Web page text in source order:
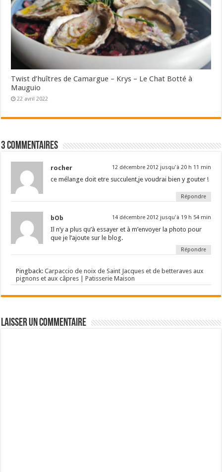
Twist d’huîtres de Camargue – Krys – Le Chat Botté à
Mauguio
22 avril 2022
3 commentaires
rocher 12 décembre 2012 jusqu'à 20 h 11 min
ce mélange doit etre succulent,je voudrai bien y gouter !
Répondre
bOb 14 décembre 2012 jusqu'à 19 h 54 min
Il n’y a plus qu’à essayer et à m’envoyer la photo pour
que je l’ajoute sur le blog.
Répondre
Pingback:Carpaccio de noix de Saint Jacques et de betteraves aux
pignons et aux câpres | Patisserie Maison
Laisser un commentaire